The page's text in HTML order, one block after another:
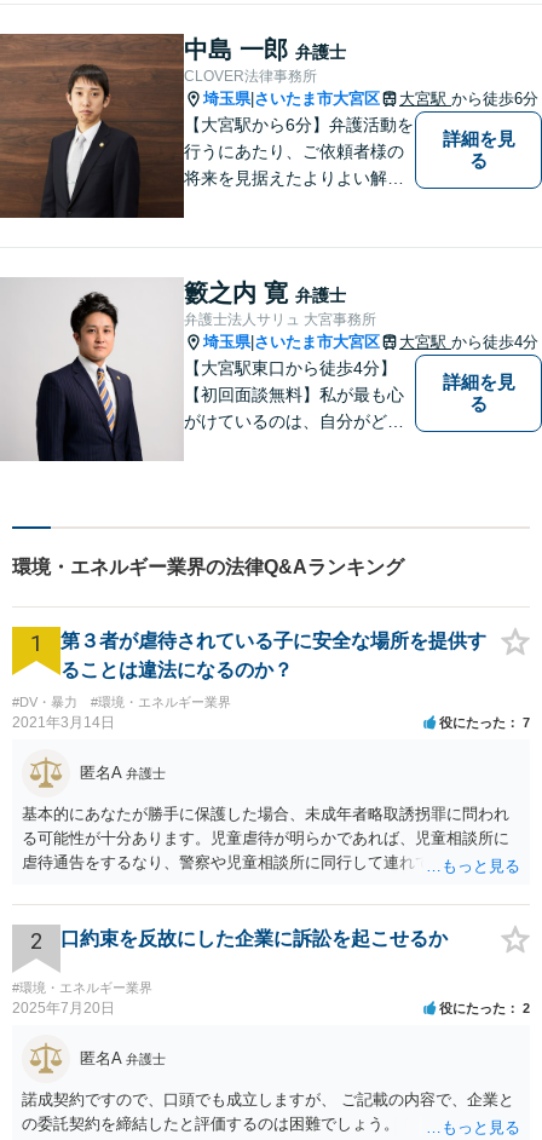
い！
中島 一郎 弁護士
CLOVER法律事務所
埼玉県| さいたま市大宮区 大宮駅 から徒歩6分
【大宮駅から6分】弁護活動を
行うにあたり、ご依頼者様の
将来を見据えたよりよい解決
詳細を見
る
籔之内 寛 弁護士
弁護士法人サリュ 大宮事務所
埼玉県| さいたま市大宮区 大宮駅 から徒歩4分
【大宮駅東口から徒歩4分】
【初回面談無料】私が最も心
がけているのは、自分がどん
れた方たちにとって最もいい
筋道を示していきたいです。
我々とともに解決していきま
しょう。
詳細を見
る
環境・エネルギー業界の法律Q&Aランキング
1
第３者が虐待されている子に安全な場所を提供す
ることは違法になるのか？
#DV・暴力 #環境・エネルギー業界
2021年3月14日 役にたった 7
匿名A 弁護士
基本的にあなたが勝手に保護した場合、未成年者略取誘拐罪に問われ
る可能性が十分あります。児童虐待が明らかであれば、児童相談所に
虐待通告をするなり、警察や児童相談所に同行して連れていくなり、
談所の関与を望んでいないケースでは難しい判断にはなるとは思いま
すが、少なくともあなたが保護者の承諾を得ずに勝手に保護すること
は避けた方が良いかと存じます。警察は親からの虐待があると分かっ
た場合であっても、必ずしもあなたに味方するわけではないかと存じ
ます。児童相談所に通告すべきであったと窘められる程度であればよ
で自らの支配下に置きたかったのではないかと疑われる可能性さえあ
ります。
2 口約束を反故にした企業に訴訟を起こせるか
#環境・エネルギー業界
2025年7月20日 役にたった 2
匿名A 弁護士
諾成契約ですので、口頭でも成立しますが、 ご記載の内容で、企業と
の委託契約を締結したと評価するのは困難でしょう。